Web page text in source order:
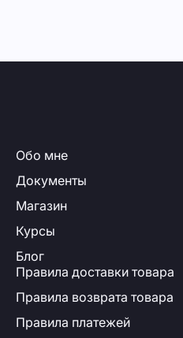
Обо мне
Документы
Магазин
Курсы
Блог
Правила доставки товара
Правила возврата товара
Правила платежей